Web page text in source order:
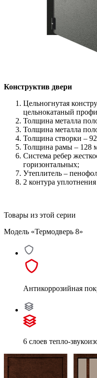
Конструктив двери
Цельногнутая
цельнокатаный
Толщина металла
Толщина металла
Толщина створки –
Толщина рамы – 128
Система ребер
горизонтальных;
Утеплитель –
2 контура
Товары из этой серии
Модель «Термодверь 8»
Антикоррозийная
6 слоев тепло-